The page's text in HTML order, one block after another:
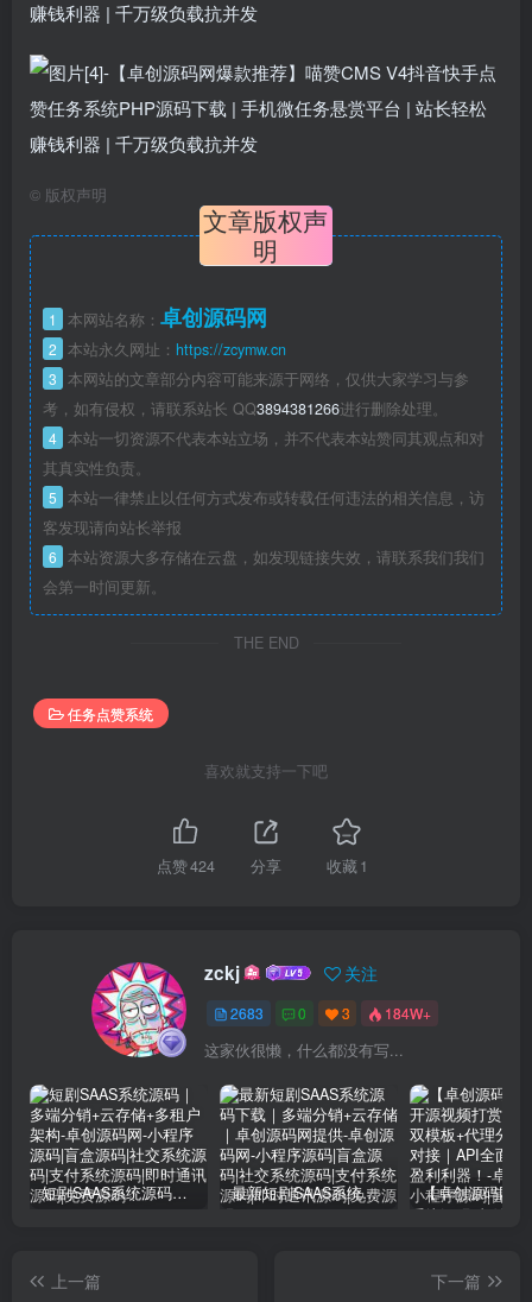
© 版权声明
文章版权声
明
1 本网站名称： 卓创源码网
2 本站永久网址： https://zcymw.cn
3 本网站的文章部分内容可能来源于网络，仅供大家学习与参
考，如有侵权，请联系站长 QQ3894381266进行删除处理。
4 本站一切资源不代表本站立场，并不代表本站赞同其观点和对
其真实性负责。
5 本站一律禁止以任何方式发布或转载任何违法的相关信息，访
客发现请向站长举报
6 本站资源大多存储在云盘，如发现链接失效，请联系我们我们
会第一时间更新。
THE END
任务点赞系统
喜欢就支持一下吧
点赞424 分享 收藏 1
zckj 关注
2683 0 3 184W+
这家伙很懒，什么都没有写...
短剧SAAS系统源码｜多端分销+云存储+多租户架构 最新短剧SAAS系统源码下载｜多端分销+云存储｜卓创源码网提供
上一篇
下一篇